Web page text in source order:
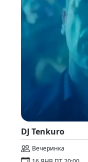
DJ Tenkuro
Вечеринка